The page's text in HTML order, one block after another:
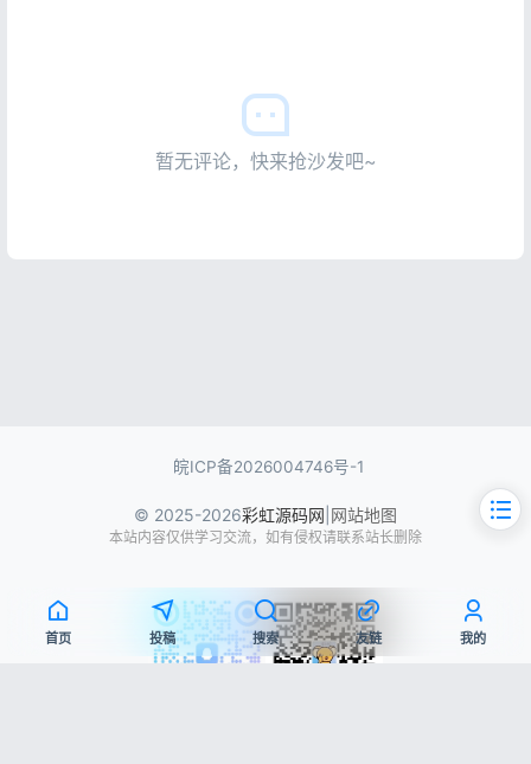
暂无评论，快来抢沙发吧~
皖ICP备2026004746号-1
© 2025-2026彩虹源码网 网站地图
本站内容仅供学习交流，如有侵权请联系站长删除
首页 投稿 搜索 友链 我的